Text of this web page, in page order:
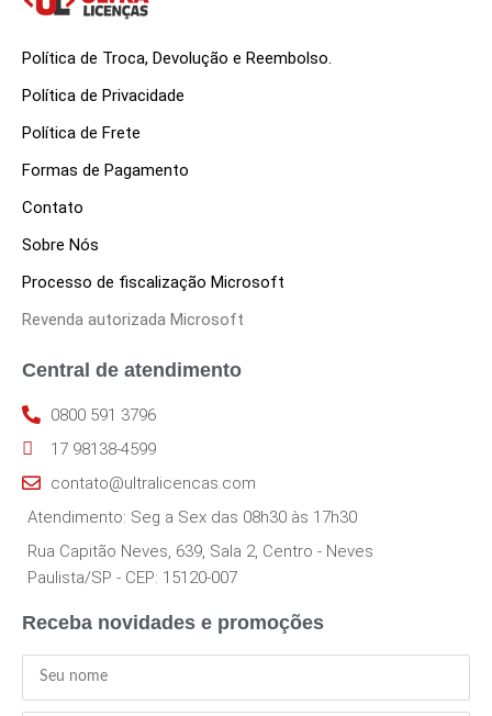
Política de Troca, Devolução e Reembolso.
Política de Privacidade
Política de Frete
Formas de Pagamento
Contato
Sobre Nós
Processo de fiscalização Microsoft
Revenda autorizada Microsoft
Central de atendimento
0800 591 3796
17 98138-4599
contato@ultralicencas.com
Atendimento: Seg a Sex das 08h30 às 17h30
Rua Capitão Neves, 639, Sala 2, Centro - Neves
Paulista/SP - CEP: 15120-007
Receba novidades e promoções